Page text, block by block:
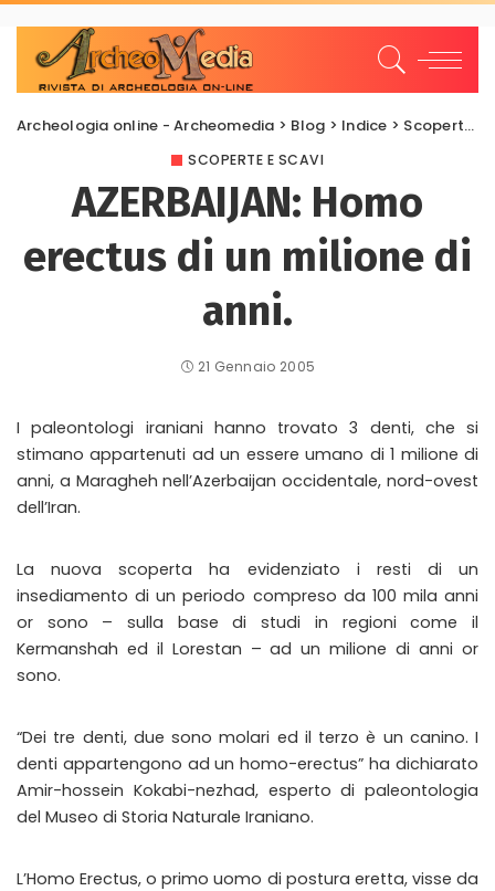
Archeologia online - Archeomedia > Blog > Indice > Scoperte e scavi
SCOPERTE E SCAVI
AZERBAIJAN: Homo
erectus di un milione di
anni.
21 Gennaio 2005
I paleontologi iraniani hanno trovato 3 denti, che si
stimano appartenuti ad un essere umano di 1 milione di
anni, a Maragheh nell’Azerbaijan occidentale, nord-ovest
dell’Iran.
La nuova scoperta ha evidenziato i resti di un
insediamento di un periodo compreso da 100 mila anni
or sono – sulla base di studi in regioni come il
Kermanshah ed il Lorestan – ad un milione di anni or
sono.
“Dei tre denti, due sono molari ed il terzo è un canino. I
denti appartengono ad un homo-erectus” ha dichiarato
Amir-hossein Kokabi-nezhad, esperto di paleontologia
del Museo di Storia Naturale Iraniano.
L’Homo Erectus, o primo uomo di postura eretta, visse da